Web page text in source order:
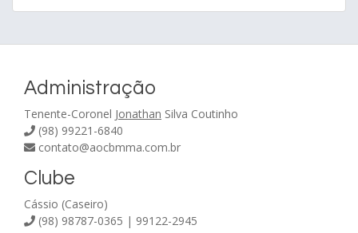
Administração
Tenente-Coronel Jonathan Silva Coutinho
(98) 99221-6840
contato@aocbmma.com.br
Clube
Cássio (Caseiro)
(98) 98787-0365 | 99122-2945